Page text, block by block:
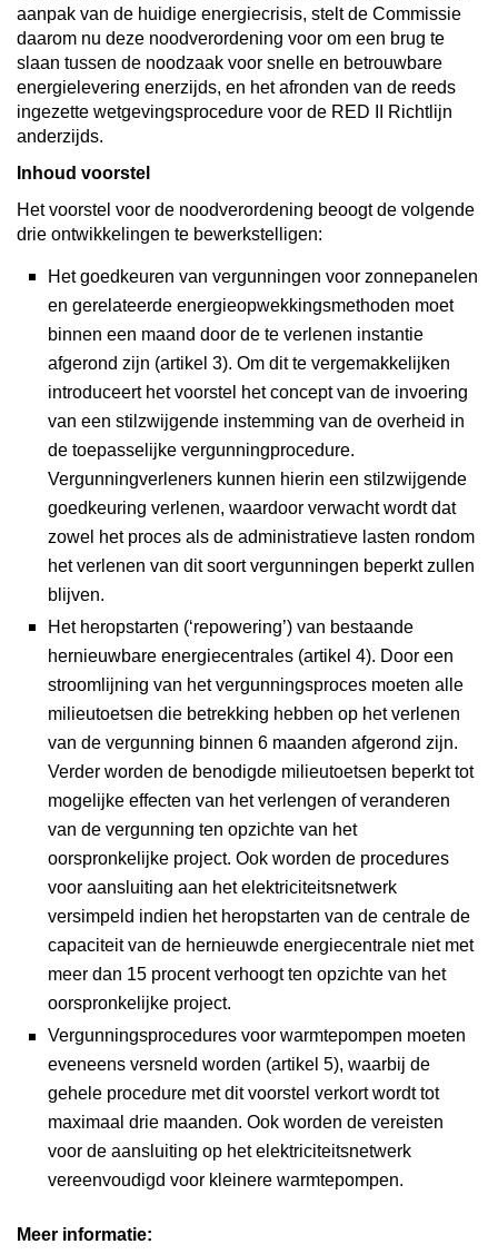
aanpak van de huidige energiecrisis, stelt de Commissie
daarom nu deze noodverordening voor om een brug te
slaan tussen de noodzaak voor snelle en betrouwbare
energielevering enerzijds, en het afronden van de reeds
ingezette wetgevingsprocedure voor de RED II Richtlijn
anderzijds.
Inhoud voorstel
Het voorstel voor de noodverordening beoogt de volgende
drie ontwikkelingen te bewerkstelligen:
Het goedkeuren van vergunningen voor zonnepanelen
en gerelateerde energieopwekkingsmethoden moet
binnen een maand door de te verlenen instantie
afgerond zijn (artikel 3). Om dit te vergemakkelijken
introduceert het voorstel het concept van de invoering
van een stilzwijgende instemming van de overheid in
de toepasselijke vergunningprocedure.
Vergunningverleners kunnen hierin een stilzwijgende
goedkeuring verlenen, waardoor verwacht wordt dat
zowel het proces als de administratieve lasten rondom
het verlenen van dit soort vergunningen beperkt zullen
blijven.
Het heropstarten (‘repowering’) van bestaande
hernieuwbare energiecentrales (artikel 4). Door een
stroomlijning van het vergunningsproces moeten alle
milieutoetsen die betrekking hebben op het verlenen
van de vergunning binnen 6 maanden afgerond zijn.
Verder worden de benodigde milieutoetsen beperkt tot
mogelijke effecten van het verlengen of veranderen
van de vergunning ten opzichte van het
oorspronkelijke project. Ook worden de procedures
voor aansluiting aan het elektriciteitsnetwerk
versimpeld indien het heropstarten van de centrale de
capaciteit van de hernieuwde energiecentrale niet met
meer dan 15 procent verhoogt ten opzichte van het
oorspronkelijke project.
Vergunningsprocedures voor warmtepompen moeten
eveneens versneld worden (artikel 5), waarbij de
gehele procedure met dit voorstel verkort wordt tot
maximaal drie maanden. Ook worden de vereisten
voor de aansluiting op het elektriciteitsnetwerk
vereenvoudigd voor kleinere warmtepompen.
Meer informatie: